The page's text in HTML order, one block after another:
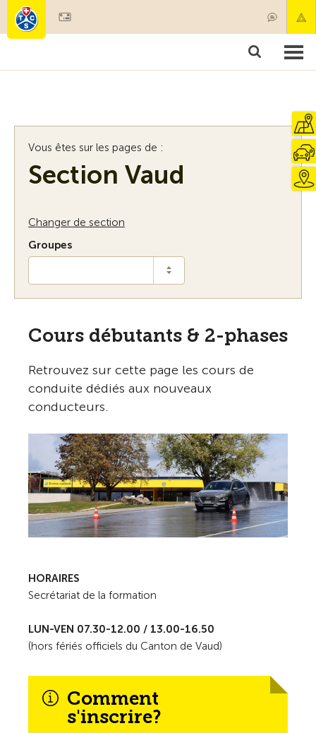
Membres & prestations
Vous êtes sur les pages de :
Section Vaud
Changer de section
Groupes
Cours débutants & 2-phases
Retrouvez sur cette page les cours de
conduite dédiés aux nouveaux
conducteurs.
HORAIRES
Secrétariat de la formation
LUN-VEN 07.30-12.00 / 13.00-16.50
(hors fériés officiels du Canton de Vaud)
Comment
s'inscrire?